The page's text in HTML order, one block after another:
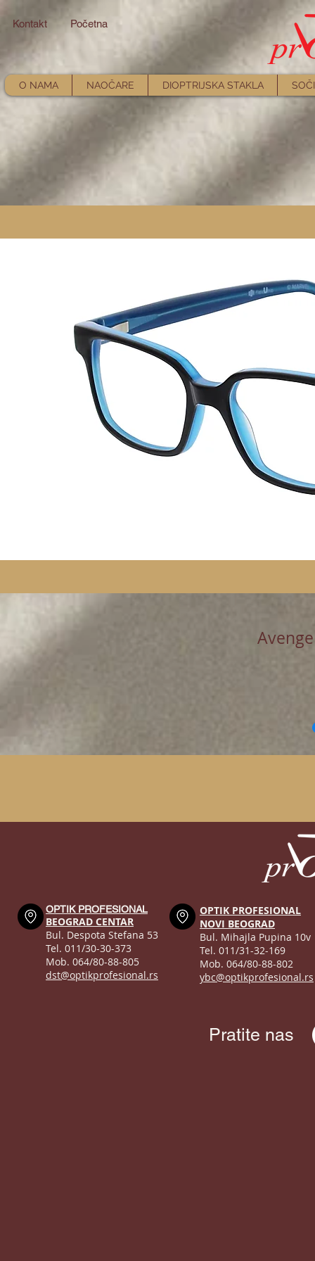
Kontakt Početna
O NAMA NAOČARE DIOPTRIJSKA STAKLA
OPTIK PROFESIONAL
BEOGRAD CENTAR
Bul. Despota Stefana 53
Tel. 011/30-30-373
Mob. 064/80-88-805
dst@optikprofesional.rs
OPTIK PROFESIONAL
NOVI BEOGRAD
Bul. Mihajla Pupina 10v
Tel. 011/31-32-169
Mob. 064/80-88-802
ybc@optikprofesional.rs
Pratite nas